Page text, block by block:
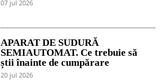
07 jul 2026
APARAT DE SUDURĂ
SEMIAUTOMAT. Ce trebuie să
știi înainte de cumpărare
20 jul 2026